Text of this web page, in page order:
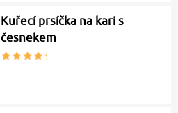
Kuřecí prsíčka na kari s
česnekem